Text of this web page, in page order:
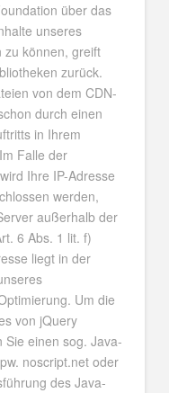
über das
unseres
zu können, greift
zurück.
von dem CDN-
durch einen
in Ihrem
Falle der
Ihre IP-Adresse
werden,
außerhalb der
6 Abs. 1 lit. f)
liegt in der
Um die
von jQuery
Sie einen sog. Java-
noscript.net oder
des Java-